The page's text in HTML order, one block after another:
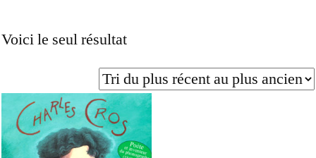
Voici le seul résultat